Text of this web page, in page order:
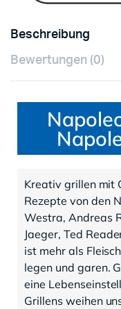
Beschreibung
Bewertungen (0)
Kreativ grillen mit
Rezepte von den
Westra, Andreas
Jaeger, Ted
ist mehr als
legen und garen.
eine
Grillens weihen